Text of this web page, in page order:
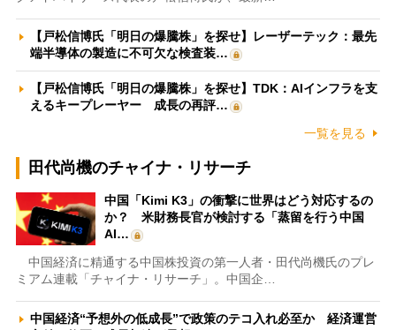
【戸松信博氏「明日の爆騰株」を探せ】レーザーテック：最先
端半導体の製造に不可欠な検査装…
【戸松信博氏「明日の爆騰株」を探せ】TDK：AIインフラを支
えるキープレーヤー 成長の再評…
一覧を見る
田代尚機のチャイナ・リサーチ
中国「Kimi K3」の衝撃に世界はどう対応するの
か？ 米財務長官が検討する「蒸留を行う中国
AI…
中国経済に精通する中国株投資の第一人者・田代尚機氏のプレ
ミアム連載「チャイナ・リサーチ」。中国企…
中国経済“予想外の低成長”で政策のテコ入れ必至か 経済運営